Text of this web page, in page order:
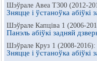
Шэўрале Авеа Т300 (2012-
Зняцце і ўстаноўка абіўкі
Шэўрале Капціва 1 (2006-
Панэль абіўкі задняй
Шэўрале Круз 1 (2008-2016):
Зняцце і ўстаноўка абіўкі